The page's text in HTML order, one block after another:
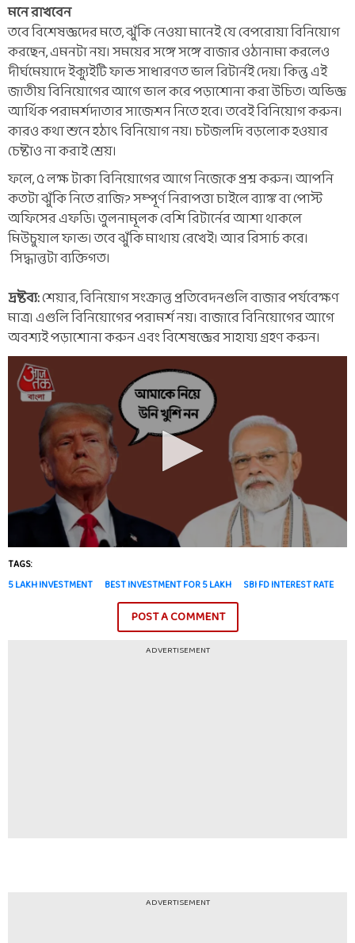
মনে রাখবেন
তবে বিশেষজ্ঞদের মতে, ঝুঁকি নেওয়া মানেই যে বেপরোয়া বিনিয়োগ
করছেন, এমনটা নয়। সময়ের সঙ্গে সঙ্গে বাজার ওঠানামা করলেও
দীর্ঘমেয়াদে ইক্যুইটি ফান্ড সাধারণত ভাল রিটার্নই দেয়। কিন্তু এই
জাতীয় বিনিয়োগের আগে ভাল করে পড়াশোনা করা উচিত। অভিজ্ঞ
আর্থিক পরামর্শদাতার সাজেশন নিতে হবে। তবেই বিনিয়োগ করুন।
কারও কথা শুনে হঠাৎ বিনিয়োগ নয়। চটজলদি বড়লোক হওয়ার
চেষ্টাও না করাই শ্রেয়।
ফলে, ৫ লক্ষ টাকা বিনিয়োগের আগে নিজেকে প্রশ্ন করুন। আপনি
কতটা ঝুঁকি নিতে রাজি? সম্পূর্ণ নিরাপত্তা চাইলে ব্যাঙ্ক বা পোস্ট
অফিসের এফডি। তুলনামূলক বেশি রিটার্নের আশা থাকলে
মিউচুয়াল ফান্ড। তবে ঝুঁকি মাথায় রেখেই। আর রিসার্চ করে।
সিদ্ধান্তটা ব্যক্তিগত।
দ্রষ্টব্য:শেয়ার, বিনিয়োগ সংক্রান্ত প্রতিবেদনগুলি বাজার পর্যবেক্ষণ
মাত্র। এগুলি বিনিয়োগের পরামর্শ নয়। বাজারে বিনিয়োগের আগে
অবশ্যই পড়াশোনা করুন এবং বিশেষজ্ঞের সাহায্য গ্রহণ করুন।
TAGS:
5 LAKH INVESTMENT
BEST INVESTMENT FOR 5 LAKH SBI FD INTEREST RATE
POST A COMMENT
ADVERTISEMENT
ADVERTISEMENT